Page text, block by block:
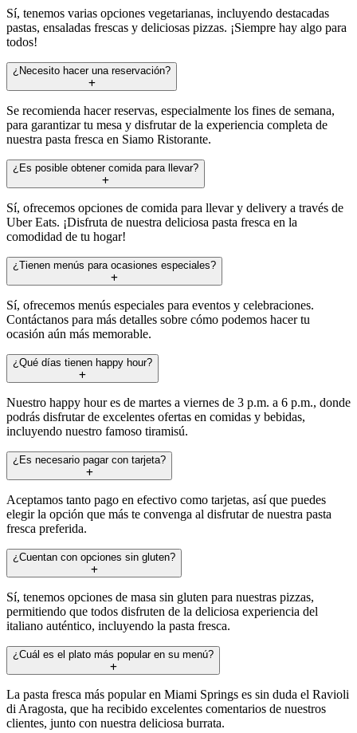
Sí, tenemos varias opciones vegetarianas, incluyendo destacadas
pastas, ensaladas frescas y deliciosas pizzas. ¡Siempre hay algo para
todos!
¿Necesito hacer una reservación?
Se recomienda hacer reservas, especialmente los fines de semana,
para garantizar tu mesa y disfrutar de la experiencia completa de
nuestra pasta fresca en Siamo Ristorante.
¿Es posible obtener comida para llevar?
Sí, ofrecemos opciones de comida para llevar y delivery a través de
Uber Eats. ¡Disfruta de nuestra deliciosa pasta fresca en la
comodidad de tu hogar!
¿Tienen menús para ocasiones especiales?
Sí, ofrecemos menús especiales para eventos y celebraciones.
Contáctanos para más detalles sobre cómo podemos hacer tu
ocasión aún más memorable.
¿Qué días tienen happy hour?
Nuestro happy hour es de martes a viernes de 3 p.m. a 6 p.m., donde
podrás disfrutar de excelentes ofertas en comidas y bebidas,
incluyendo nuestro famoso tiramisú.
¿Es necesario pagar con tarjeta?
Aceptamos tanto pago en efectivo como tarjetas, así que puedes
elegir la opción que más te convenga al disfrutar de nuestra pasta
fresca preferida.
¿Cuentan con opciones sin gluten?
Sí, tenemos opciones de masa sin gluten para nuestras pizzas,
permitiendo que todos disfruten de la deliciosa experiencia del
italiano auténtico, incluyendo la pasta fresca.
¿Cuál es el plato más popular en su menú?
La pasta fresca más popular en Miami Springs es sin duda el Ravioli
di Aragosta, que ha recibido excelentes comentarios de nuestros
clientes, junto con nuestra deliciosa burrata.